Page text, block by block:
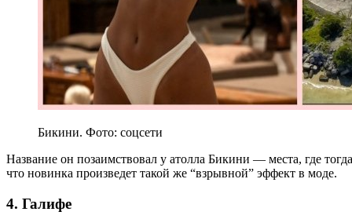
Бикини. Фото: соцсети
Название он позаимствовал у атолла Бикини — места, где
что новинка произведет такой же “взрывной” эффект в моде.
4. Галифе